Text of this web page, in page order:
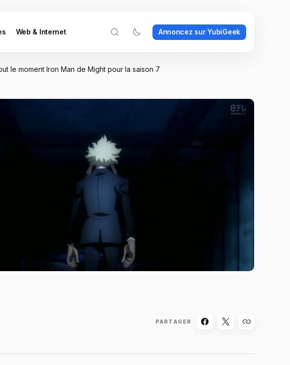
Web & Internet Annoncez sur YubiGeek
le moment Iron Man de Might pour la saison 7
PARTAGER